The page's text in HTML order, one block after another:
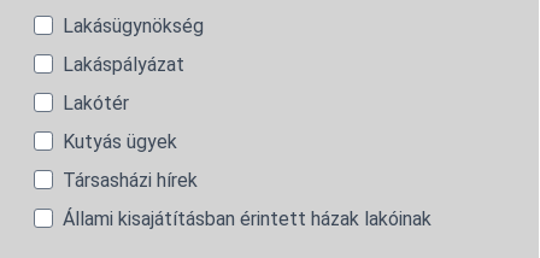
Lakásügynökség
Lakáspályázat
Lakótér
Kutyás ügyek
Társasházi hírek
Állami kisajátításban érintett házak lakóinak